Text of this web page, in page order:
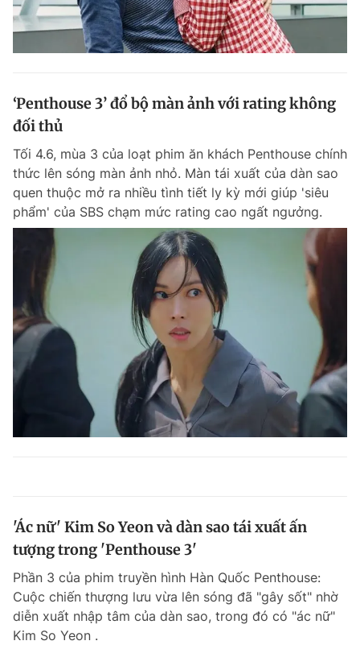
‘Penthouse 3’ đổ bộ màn ảnh với rating không
đối thủ
Tối 4.6, mùa 3 của loạt phim ăn khách Penthouse chính
thức lên sóng màn ảnh nhỏ. Màn tái xuất của dàn sao
quen thuộc mở ra nhiều tình tiết ly kỳ mới giúp 'siêu
phẩm' của SBS chạm mức rating cao ngất ngưởng.
'Ác nữ' Kim So Yeon và dàn sao tái xuất ấn
tượng trong 'Penthouse 3'
Phần 3 của phim truyền hình Hàn Quốc Penthouse:
Cuộc chiến thượng lưu vừa lên sóng đã "gây sốt" nhờ
diễn xuất nhập tâm của dàn sao, trong đó có "ác nữ"
Kim So Yeon .